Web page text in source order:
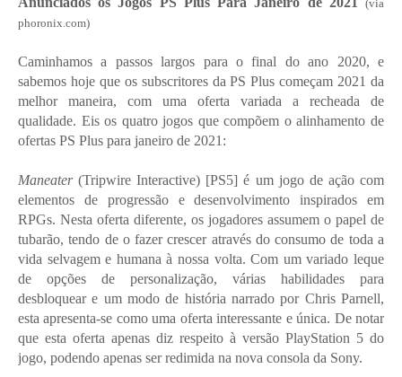
(via
phoronix.com)
Caminhamos a passos largos para o final do ano 2020, e
sabemos hoje que os subscritores da PS Plus começam 2021 da
melhor maneira, com uma oferta variada a recheada de
qualidade. Eis os quatro jogos que compõem o alinhamento de
ofertas PS Plus para janeiro de 2021:
Maneater(Tripwire Interactive) [PS5] é um jogo de ação com
elementos de progressão e desenvolvimento inspirados em
RPGs. Nesta oferta diferente, os jogadores assumem o papel de
tubarão, tendo de o fazer crescer através do consumo de toda a
vida selvagem e humana à nossa volta. Com um variado leque
de opções de personalização, várias habilidades para
desbloquear e um modo de história narrado por Chris Parnell,
esta apresenta-se como uma oferta interessante e única. De notar
que esta oferta apenas diz respeito à versão PlayStation 5 do
jogo, podendo apenas ser redimida na nova consola da Sony.